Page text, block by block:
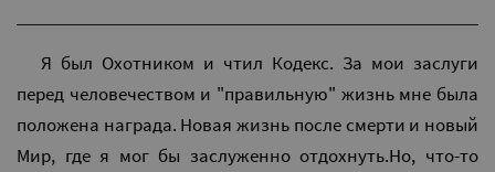
Я был Охотником и чтил Кодекс. За мои заслуги
перед человечеством и "правильную" жизнь мне была
положена награда. Новая жизнь после смерти и новый
Мир, где я мог бы заслуженно отдохнуть.Но, что-то